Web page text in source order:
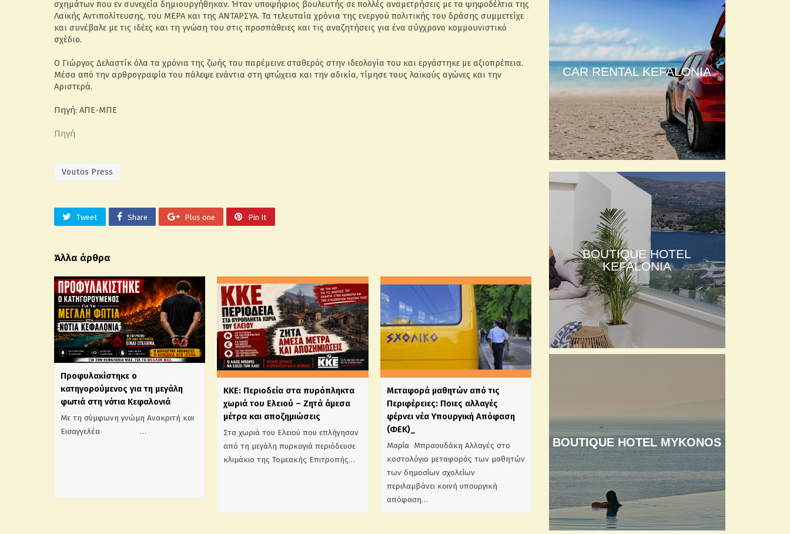
σχημάτων που εν συνεχεία δημιουργήθηκαν. Ήταν υποψήφιος βουλευτής σε πολλές αναμετρήσεις με τα ψηφοδέλτια της
Λαϊκής Αντιπολίτευσης, του ΜΕΡΑ και της ΑΝΤΑΡΣΥΑ. Τα τελευταία χρόνια της ενεργού πολιτικής του δράσης συμμετείχε
και συνέβαλε με τις ιδέες και τη γνώση του στις προσπάθειες και τις αναζητήσεις για ένα σύγχρονο κομμουνιστικό
σχέδιο.
Ο Γιώργος Δελαστίκ όλα τα χρόνια της ζωής του παρέμεινε σταθερός στην ιδεολογία του και εργάστηκε με αξιοπρέπεια.
Μέσα από την αρθρογραφία του πάλεψε ενάντια στη φτώχεια και την αδικία, τίμησε τους λαϊκούς αγώνες και την
Αριστερά.
Πηγή: ΑΠΕ-ΜΠΕ
Πηγή
Voutos Press
Tweet Share Plus one Pin It
Άλλα άρθρα
Προφυλακίστηκε ο
κατηγορούμενος για τη μεγάλη
φωτιά στη νότια Κεφαλονιά
Με τη σύμφωνη γνώμη Ανακριτή και
Εισαγγελέα …
ΚΚΕ: Περιοδεία στα πυρόπληκτα
χωριά του Ελειού – Ζητά άμεσα
μέτρα και αποζημιώσεις
Στα χωριά του Ελειού που επλήγησαν
από τη μεγάλη πυρκαγιά περιόδευσε
κλιμάκιο της Τομεακής Επιτροπής…
Mεταφορά μαθητών από τις
Περιφέρειες: Ποιες αλλαγές
φέρνει νέα Υπουργική Απόφαση
(ΦΕΚ)_
Μαρία Μπραουδάκη Αλλαγές στο
κοστολόγιο μεταφοράς των μαθητών
των δημοσίων σχολείων
περιλαμβάνει κοινή υπουργική
απόφαση…
CAR RENTAL KEFALONIA
BOUTIQUE HOTEL
KEFALONIA
BOUTIQUE HOTEL MYKONOS